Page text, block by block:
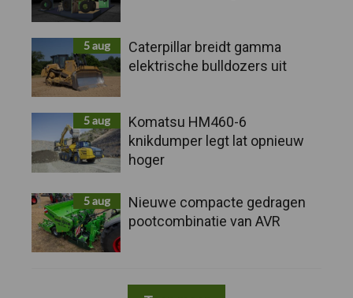
5 aug
Caterpillar breidt gamma
elektrische bulldozers uit
5 aug
Komatsu HM460-6
knikdumper legt lat opnieuw
hoger
5 aug
Nieuwe compacte gedragen
pootcombinatie van AVR